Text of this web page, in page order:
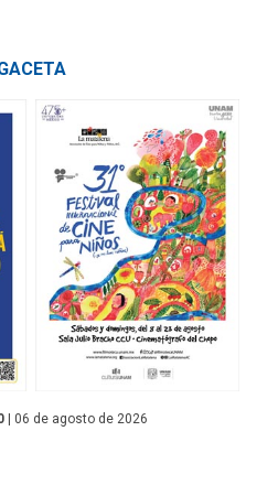
| 06 de agosto de 2026